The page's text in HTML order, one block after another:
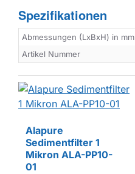
Spezifikationen
Abmessungen (LxBxH) in mm
Artikel Nummer
EIGENMARKE
Alapure
Sedimentfilter 1
Mikron ALA-PP10-
01